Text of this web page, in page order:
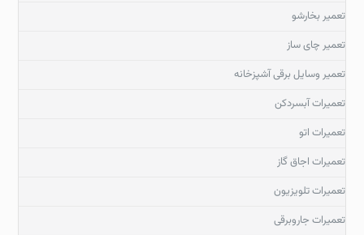
تعمیر بخارشو
تعمیر چای ساز
تعمیر وسایل برقی آشپزخانه
تعمیرات آبسردکن
تعمیرات اتو
تعمیرات اجاق گاز
تعمیرات تلویزیون
تعمیرات جاروبرقی